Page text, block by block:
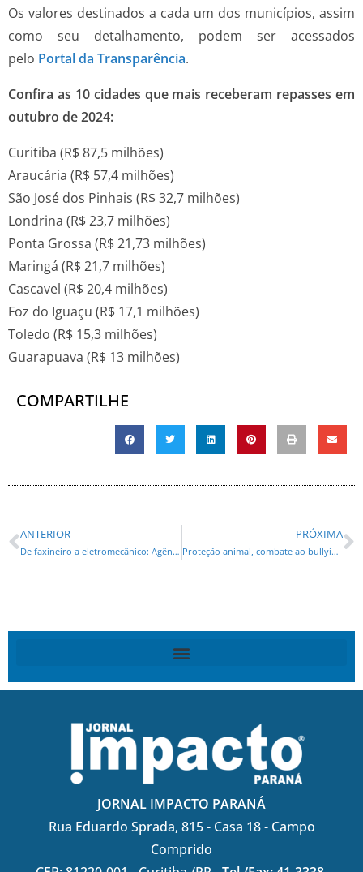
Os valores destinados a cada um dos municípios, assim
como seu detalhamento, podem ser acessados
pelo Portal da Transparência.
Confira as 10 cidades que mais receberam repasses em
outubro de 2024:
Curitiba (R$ 87,5 milhões)
Araucária (R$ 57,4 milhões)
São José dos Pinhais (R$ 32,7 milhões)
Londrina (R$ 23,7 milhões)
Ponta Grossa (R$ 21,73 milhões)
Maringá (R$ 21,7 milhões)
Cascavel (R$ 20,4 milhões)
Foz do Iguaçu (R$ 17,1 milhões)
Toledo (R$ 15,3 milhões)
Guarapuava (R$ 13 milhões)
COMPARTILHE
ANTERIOR
De faxineiro a eletromecânico: Agências do Trabalhador têm 21,7 mil vagas disponíveis
PRÓXIMA
Proteção animal, combate ao bullying, segurança, meio ambiente e homenagens a instituições movimentam agenda legislativa
JORNAL IMPACTO PARANÁ
Rua Eduardo Sprada, 815 - Casa 18 - Campo
Comprido